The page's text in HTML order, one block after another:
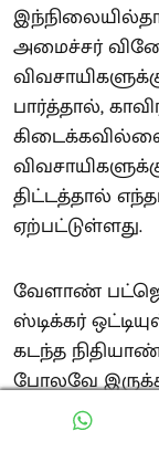
அமைச்சர்
பார்த்தால்,
திட்டத்தால்
ஏற்பட்டுள்ளது.
வேளாண்
ஸ்டிக்கர்
கடந்த
போலவே